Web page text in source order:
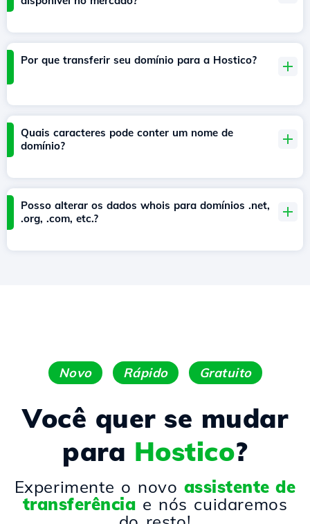
Por que transferir seu domínio para a Hostico?
Quais caracteres pode conter um nome de
domínio?
Posso alterar os dados whois para domínios .net,
.org, .com, etc.?
Novo Rápido Gratuito
Você quer se mudar
para Hostico?
Experimente o novo assistente de
transferência e nós cuidaremos